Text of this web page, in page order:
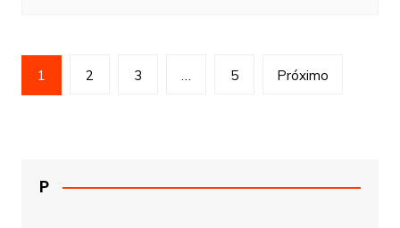
Paginação
de
1 2 3 … 5 Próximo
P